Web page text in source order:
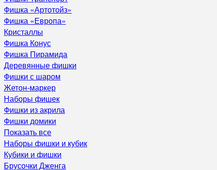
Фишка «Артотойз»
Фишка «Европа»
Кристаллы
Фишка Конус
Фишка Пирамида
Деревянные фишки
Фишки с шаром
Жетон-маркер
Наборы фишек
Фишки из акрила
Фишки домики
Показать все
Наборы фишки и кубик
Кубики и фишки
Брусочки Дженга